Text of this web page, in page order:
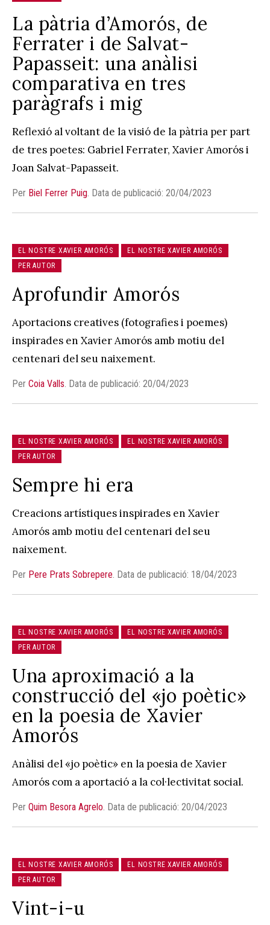
La pàtria d’Amorós, de
Ferrater i de Salvat-
Papasseit: una anàlisi
comparativa en tres
paràgrafs i mig
Reflexió al voltant de la visió de la pàtria per part
de tres poetes: Gabriel Ferrater, Xavier Amorós i
Joan Salvat-Papasseit.
Per Biel Ferrer Puig. Data de publicació: 20/04/2023
EL NOSTRE XAVIER AMORÓS
EL NOSTRE XAVIER AMORÓS
PER AUTOR
Aprofundir Amorós
Aportacions creatives (fotografies i poemes)
inspirades en Xavier Amorós amb motiu del
centenari del seu naixement.
Per Coia Valls. Data de publicació: 20/04/2023
EL NOSTRE XAVIER AMORÓS
EL NOSTRE XAVIER AMORÓS
PER AUTOR
Sempre hi era
Creacions artístiques inspirades en Xavier
Amorós amb motiu del centenari del seu
naixement.
Per Pere Prats Sobrepere. Data de publicació: 18/04/2023
EL NOSTRE XAVIER AMORÓS
EL NOSTRE XAVIER AMORÓS
PER AUTOR
Una aproximació a la
construcció del «jo poètic»
en la poesia de Xavier
Amorós
Anàlisi del «jo poètic» en la poesia de Xavier
Amorós com a aportació a la col·lectivitat social.
Per Quim Besora Agrelo. Data de publicació: 20/04/2023
EL NOSTRE XAVIER AMORÓS
EL NOSTRE XAVIER AMORÓS
PER AUTOR
Vint-i-u